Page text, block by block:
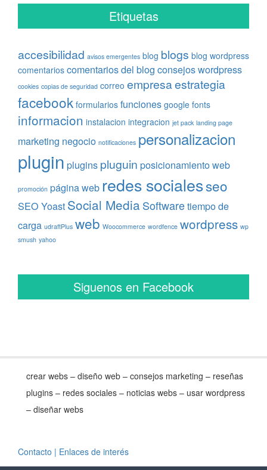
Etiquetas
accesibilidad avisos emergentes blog blogs blog wordpress
comentarios comentarios del blog consejos wordpress
cookies copias de seguridad correo empresaestrategia
facebook formularios funciones google fonts
informacion instalacion integracion jet pack landing page
marketing negocio notificaciones personalizacion
plugin plugins pluguin posicionamiento web
promoción página web redes socialesseo
SEO Yoast Social Media Softwaretiempo de
carga udraftPlus web Woocommerce wordfence wordpress wp
smush yahoo
Siguenos en Facebook
crear webs – diseño web – consejos marketing – reseñas
plugins – redes sociales – noticias webs – usar wordpress
– diseñar webs
Contacto | Enlaces de interés